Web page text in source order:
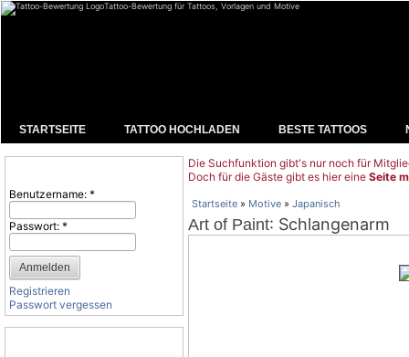
Tattoo-Bewertung für Tattoos, Vorlagen und Motive
STARTSEITE TATTOO HOCHLADEN BESTE TATTOOS
Benutzername: *
Passwort: *
Registrieren
Passwort vergessen
Die Suchfunktion gibt's nur noch für
Doch für die Gäste gibt es hier eine Seite
Startseite » Motive » Japanisch
Art of Paint: Schlangenarm